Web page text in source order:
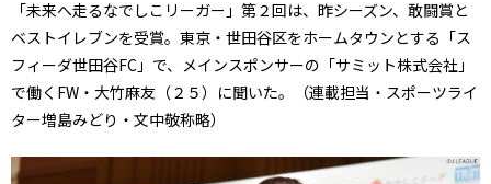
「未来へ走るなでしこリーガー」第２回は、昨シーズン、敢闘賞と
ベストイレブンを受賞。東京・世田谷区をホームタウンとする「ス
フィーダ世田谷FC」で、メインスポンサーの「サミット株式会社」
で働くFW・大竹麻友（２５）に聞いた。（連載担当・スポーツライ
ター増島みどり・文中敬称略）